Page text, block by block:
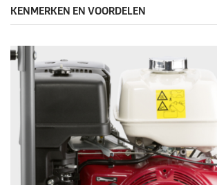
KENMERKEN EN VOORDELEN